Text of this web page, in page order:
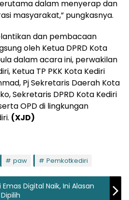
dalam menyerap dan
masyarakat,” pungkasnya.
dan pembacaan
oleh Ketua DPRD Kota
dalam acara ini, perwakilan
Ketua TP PKK Kota Kediri
Pj Sekretaris Daerah Kota
Sekretaris DPRD Kota Kediri
OPD di lingkungan
(XJD)
paw Pemkotkediri
Digital Naik, Ini Alasan